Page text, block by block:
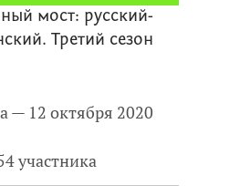
мост: русский-
Третий сезон
— 12 октября 2020
участника